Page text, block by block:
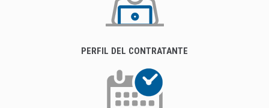
PERFIL DEL CONTRATANTE